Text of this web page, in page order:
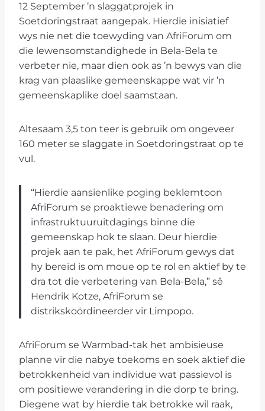
12 September ’n slaggatprojek in
Soetdoringstraat aangepak. Hierdie inisiatief
wys nie net die toewyding van AfriForum om
die lewensomstandighede in Bela-Bela te
verbeter nie, maar dien ook as ’n bewys van die
krag van plaaslike gemeenskappe wat ​​vir ’n
gemeenskaplike doel saamstaan.
Altesaam 3,5 ton teer is gebruik om ongeveer
160 meter se slaggate in Soetdoringstraat op te
vul.
“Hierdie aansienlike poging beklemtoon
AfriForum se proaktiewe benadering om
infrastruktuuruitdagings binne die
gemeenskap hok te slaan. Deur hierdie
projek aan te pak, het AfriForum gewys dat
hy bereid is om moue op te rol en aktief by te
dra tot die verbetering van Bela-Bela,” sê
Hendrik Kotze, AfriForum se
distrikskoördineerder vir Limpopo.
AfriForum se Warmbad-tak het ambisieuse
planne vir die nabye toekoms en soek aktief die
betrokkenheid van individue wat passievol is
om positiewe verandering in die dorp te bring.
Diegene wat by hierdie tak betrokke wil raak,